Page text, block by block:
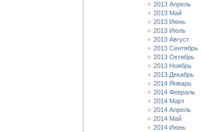
2013 Апрель
2013 Май
2013 Июнь
2013 Июль
2013 Август
2013 Сентябрь
2013 Октябрь
2013 Ноябрь
2013 Декабрь
2014 Январь
2014 Февраль
2014 Март
2014 Апрель
2014 Май
2014 Июнь